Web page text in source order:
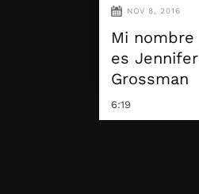
NOV 8, 2016
Mi nombre
es Jennifer
Grossman
6:19